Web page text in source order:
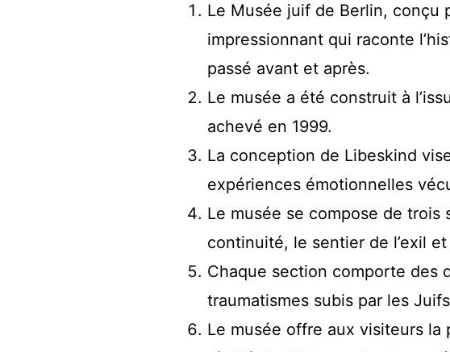
Le Musée juif de Berlin, conçu
impressionnant qui raconte
passé avant et après.
Le musée a été construit à
achevé en 1999.
La conception de Libeskind
expériences émotionnelles
Le musée se compose de
continuité, le sentier de l’exil
Chaque section comporte des
traumatismes subis par les
Le musée offre aux visiteurs la